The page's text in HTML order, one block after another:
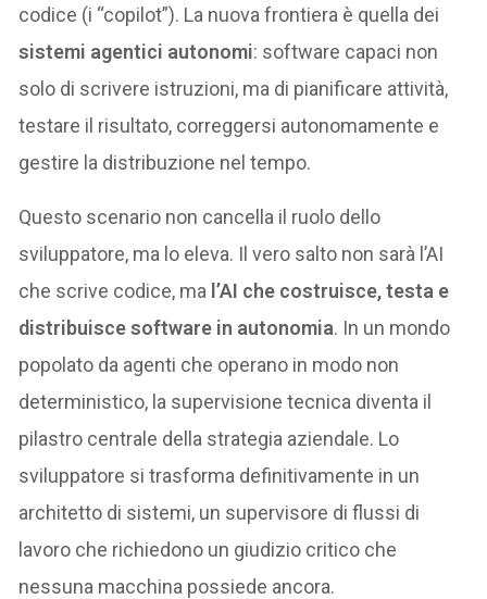
codice (i “copilot”). La nuova frontiera è quella dei
sistemi agentici autonomi: software capaci non
solo di scrivere istruzioni, ma di pianificare attività,
testare il risultato, correggersi autonomamente e
gestire la distribuzione nel tempo.
Questo scenario non cancella il ruolo dello
sviluppatore, ma lo eleva. Il vero salto non sarà l’AI
che scrive codice, ma l’AI che costruisce, testa e
distribuisce software in autonomia. In un mondo
popolato da agenti che operano in modo non
deterministico, la supervisione tecnica diventa il
pilastro centrale della strategia aziendale. Lo
sviluppatore si trasforma definitivamente in un
architetto di sistemi, un supervisore di flussi di
lavoro che richiedono un giudizio critico che
nessuna macchina possiede ancora.